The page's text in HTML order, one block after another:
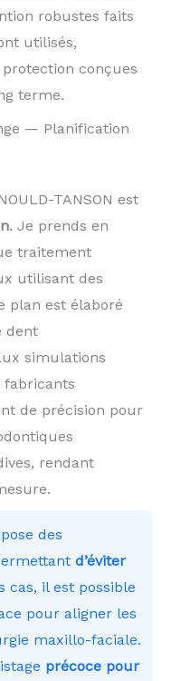
robustes faits
utilisés,
conçues
terme.
— Planification
TANSON est
. Je prends en
traitement
utilisant des
plan est élaboré
dent
simulations
fabricants
de précision pour
rendant
des
d’éviter
cas, il est possible
pour aligner les
maxillo-faciale.
précoce pour